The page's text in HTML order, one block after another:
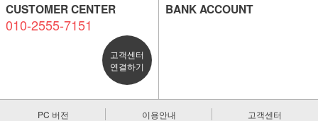
CUSTOMER CENTER
010-2555-7151
고객센터
연결하기
BANK ACCOUNT
PC 버전 이용안내 고객센터